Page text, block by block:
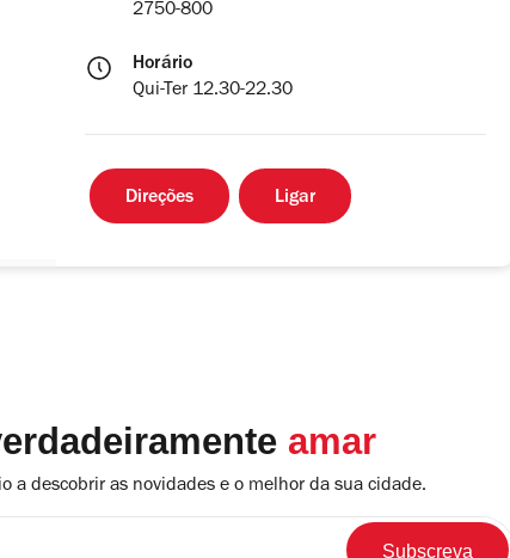
2750-800
Horário
Qui-Ter 12.30-22.30
Direções Ligar
amar
a descobrir as novidades e o melhor da sua cidade.